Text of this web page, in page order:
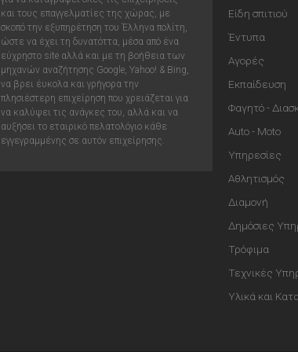
και τους επαγγελματίες της χώρας, με
σκοπό την εξυπηρέτηση του Έλληνα πολίτη,
ώστε να έχει τη δυνατόττα, μέσα από ένα
εύχρηστο site αλλά και με τη βοήθεια των
μηχανών αναζήτησης Google, Yahoo! & Bing,
να βρει έυκολα και γρήγορα την
πλησιέστερη επιχείρηση που χρειάζεται για
να καλύψει τις ανάγκες του, αλλά και να
αυξήσει το εταιρικό πελατολόγιο κάθε
εγγεγραμμένης σε αυτόν επιχείρησης.
Είδη σπιτιού
Έντυπα
Αγορές
Εκπαίδευση
Φαγητό -
Auto - Moto
Υπηρεσίες
Αθλητισμός
Διαμονή
Δημόσιες
Τρόφιμα
Τεχνικές
Υλικά και